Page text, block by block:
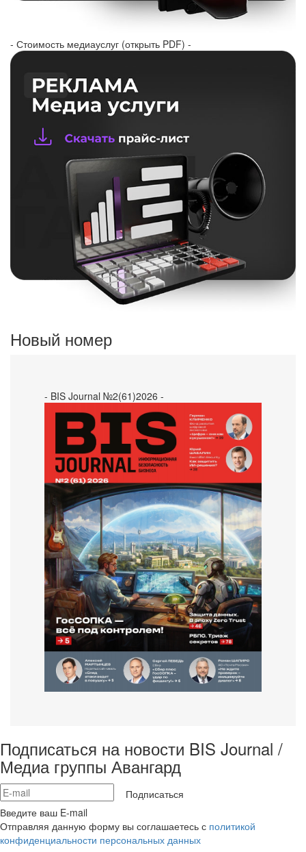
- Стоимость медиауслуг (открыть PDF) -
Новый номер
- BIS Journal №2(61)2026 -
Подписаться на новости BIS Journal /
Медиа группы Авангард
Подписаться
Введите ваш E-mail
Отправляя данную форму вы соглашаетесь с политикой
конфиденциальности персональных данных